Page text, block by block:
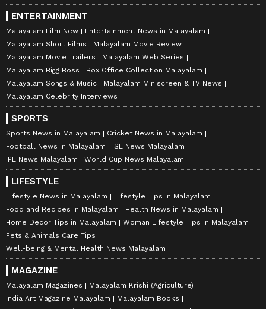
ENTERTAINMENT
Malayalam Film New
Entertainment News in Malayalam
Malayalam Short Films
Malayalam Movie Review
Malayalam Movie Trailers
Malayalam Web Series
Malayalam Bigg Boss
Box Office Collection Malayalam
Malayalam Songs & Music
Malayalam Miniscreen & TV News
Malayalam Celebrity Interviews
SPORTS
Sports News in Malayalam
Cricket News in Malayalam
Football News in Malayalam
ISL News Malayalam
IPL News Malayalam
World Cup News Malayalam
LIFESTYLE
Lifestyle News in Malayalam
Lifestyle Tips in Malayalam
Food and Recipes in Malayalam
Health News in Malayalam
Home Decor Tips in Malayalam
Woman Lifestyle Tips in Malayalam
Pets & Animals Care Tips
Well-being & Mental Health News Malayalam
MAGAZINE
Malayalam Magazines
Malayalam Krishi (Agriculture)
India Art Magazine Malayalam
Malayalam Books